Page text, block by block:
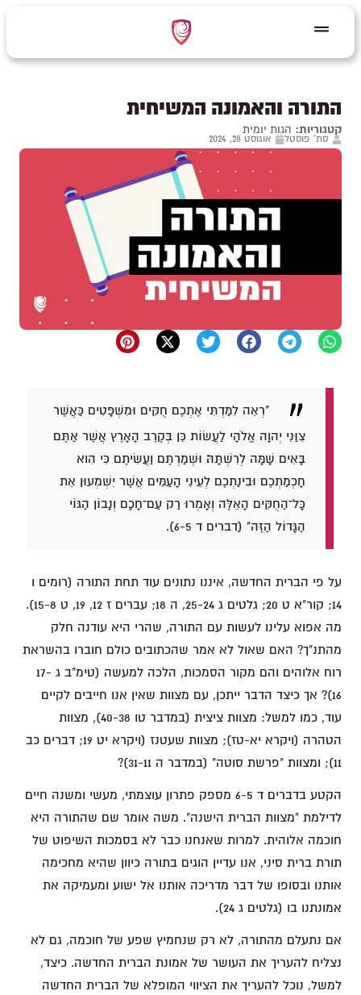
התורה והאמונה המשיחית
קטגוריות: הגות יומית
סת' פוסטל אוגוסט 28, 2024
"רְאֵה לִמַּדְתִּי אֶתְכֶם חֻקִּים וּמִשְׁפָּטִים כַּאֲשֶׁר
צִוַּנִי יְהוָה אֱלֹהָי לַעֲשׂוֹת כֵּן בְּקֶרֶב הָאָרֶץ אֲשֶׁר אַתֶּם
בָּאִים שָׁמָּה לְרִשְׁתָּהּ׃ וּשְׁמַרְתֶּם וַעֲשִׂיתֶם כִּי הִוא
חָכְמַתְכֶם וּבִינַתְכֶם לְעֵינֵי הָעַמִּים אֲשֶׁר יִשְׁמְעוּן אֵת
כָּל־הַחֻקִּים הָאֵלֶּה וְאָמְרוּ רַק עַם־חָכָם וְנָבוֹן הַגּוֹי
הַגָּדוֹל הַזֶּה" (דברים ד 6-5).
על פי הברית החדשה, איננו נתונים עוד תחת התורה (רומים ו
14; קור"א ט 20; גלטים ג 25-24, ה 18; עברים ז 12, 19, ט 15-8).
מה אפוא עלינו לעשות עם התורה, שהרי היא עודנה חלק
מהתנ"ך? האם שאול לא אמר שהכתובים כולם חוברו בהשראת
רוח אלוהים והם מקור הסמכות, הלכה למעשה (טימ"ב ג 17-
16)? אך כיצד הדבר ייתכן, עם מצוות שאין אנו חייבים לקיים
עוד, כמו למשל: מצוות ציצית (במדבר טו 40-38), מצוות
הטהרה (ויקרא יא-טז); מצוות שעטנז (ויקרא יט 19; דברים כב
11); ומצוות "פרשת סוטה" (במדבר ה 31-11)?
הקטע בדברים ד 6-5 מספק פתרון עוצמתי, מעשי ומשנה חיים
לדילמת "מצוות הברית הישנה". משה אומר שם שהתורה היא
חוכמה אלוהית. למרות שאנחנו כבר לא בסמכות השיפוט של
תורת ברית סיני, אנו עדיין הוגים בתורה כיוון שהיא מחכימה
אותנו ובסופו של דבר מדריכה אותנו אל ישוע ומעמיקה את
אמונתנו בו (גלטים ג 24).
אם נתעלם מהתורה, לא רק שנחמיץ שפע של חוכמה, גם לא
נצליח להעריך את העושר של אמונת הברית החדשה. כיצד,
למשל, נוכל להעריך את הציווי המופלא של הברית החדשה